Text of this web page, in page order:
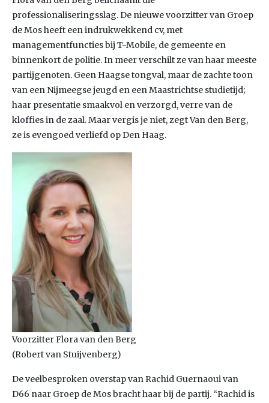
professionaliseringsslag. De nieuwe voorzitter van Groep
de Mos heeft een indrukwekkend cv, met
managementfuncties bij T-Mobile, de gemeente en
binnenkort de politie. In meer verschilt ze van haar meeste
partijgenoten. Geen Haagse tongval, maar de zachte toon
van een Nijmeegse jeugd en een Maastrichtse studietijd;
haar presentatie smaakvol en verzorgd, verre van de
kloffies in de zaal. Maar vergis je niet, zegt Van den Berg,
ze is evengoed verliefd op Den Haag.
Voorzitter Flora van den Berg
(Robert van Stuijvenberg)
De veelbesproken overstap van Rachid Guernaoui van
D66 naar Groep de Mos bracht haar bij de partij. “Rachid is